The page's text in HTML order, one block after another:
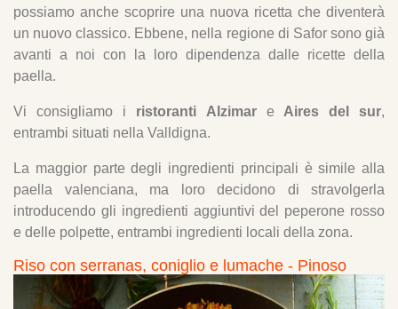
possiamo anche scoprire una nuova ricetta che diventerà
un nuovo classico. Ebbene, nella regione di Safor sono già
avanti a noi con la loro dipendenza dalle ricette della
paella.
Vi consigliamo i ristoranti Alzimare Aires del sur,
entrambi situati nella Valldigna.
La maggior parte degli ingredienti principali è simile alla
paella valenciana, ma loro decidono di stravolgerla
introducendo gli ingredienti aggiuntivi del peperone rosso
e delle polpette, entrambi ingredienti locali della zona.
Riso con serranas, coniglio e lumache - Pinoso